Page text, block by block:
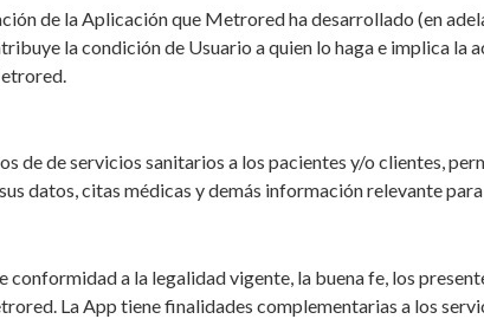
de la Aplicación que Metrored ha desarrollado (en
la condición de Usuario a quien lo haga e implica la
de servicios sanitarios a los pacientes y/o clientes,
datos, citas médicas y demás información relevante
a la legalidad vigente, la buena fe, los
La App tiene finalidades complementarias a los